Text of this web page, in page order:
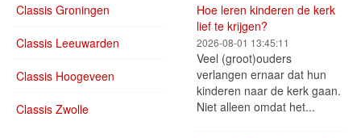
Classis Groningen
Classis Leeuwarden
Classis Hoogeveen
Classis Zwolle
Hoe leren kinderen de kerk
lief te krijgen?
2026-08-01 13:45:11
Veel (groot)ouders
verlangen ernaar dat hun
kinderen naar de kerk gaan.
Niet alleen omdat het...